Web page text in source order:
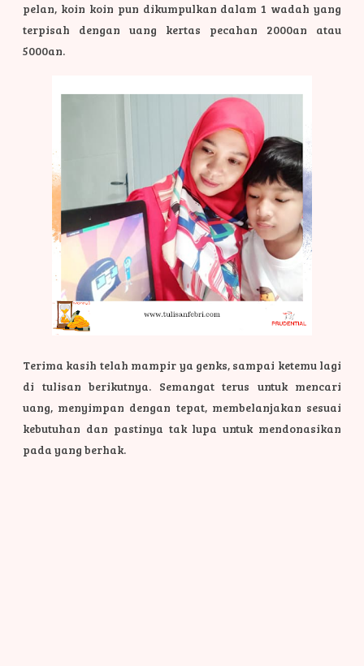
pelan, koin koin pun dikumpulkan dalam 1 wadah yang
terpisah dengan uang kertas pecahan 2000an atau
5000an.
Terima kasih telah mampir ya genks, sampai ketemu lagi
di tulisan berikutnya. Semangat terus untuk mencari
uang, menyimpan dengan tepat, membelanjakan sesuai
kebutuhan dan pastinya tak lupa untuk mendonasikan
pada yang berhak.